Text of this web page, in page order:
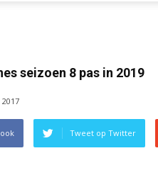
seizoen 8 pas in 2019
Tweet op Twitter